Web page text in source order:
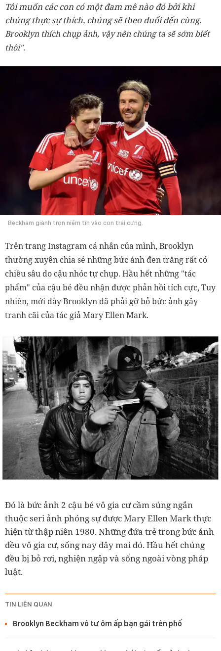
Tôi muốn các con có một đam mê nào đó bởi khi
chúng thực sự thích, chúng sẽ theo đuổi đến cùng.
Brooklyn thích chụp ảnh, vậy nên chúng ta sẽ sớm biết
thôi".
Beckham giành trọn niềm tin vào con trai cưng.
Trên trang Instagram cá nhân của mình, Brooklyn
thường xuyên chia sẻ những bức ảnh đen trắng rất có
chiều sâu do cậu nhóc tự chụp. Hầu hết những "tác
phẩm" của cậu bé đều nhận được phản hồi tích cực, Tuy
nhiên, mới đây Brooklyn đã phải gỡ bỏ bức ảnh gây
tranh cãi của tác giảMary Ellen Mark.
Đó là bức ảnh 2 cậu bé vô gia cư cầm súng ngắn
thuộc seri ảnh phóng sự được Mary Ellen Mark thực
hiện từ thập niên 1980. Những đứa trẻ trong bức ảnh
đều vô gia cư, sống nay đây mai đó. Hầu hết chúng
đều bị bỏ rơi, nghiện ngập và sống ngoài vòng pháp
luật.
TIN LIÊN QUAN
Brooklyn Beckham vô tư ôm ấp bạn gái trên phố